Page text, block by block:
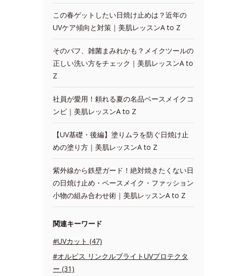
この春ゲットしたい日焼け止めは？近年の
UVケア傾向と対策｜美肌レッスンA to Z
そのパフ、雑菌まみれかも？メイクツールの
正しい洗い方をチェック｜美肌レッスンA to
Z
社員が愛用！頼れる夏の名品ベースメイクコ
ンビ｜美肌レッスンA to Z
【UV基礎・後編】塗りムラを防ぐ日焼け止
めの塗り方｜美肌レッスンA to Z
紫外線から鉄壁ガード！絶対焼きたくない日
の日焼け止め・ベースメイク・ファッション
小物の組み合わせ術｜美肌レッスンA to Z
関連キーワード
#UVカット (47)
#オルビス リンクルブライトUVプロテクタ
ー (31)